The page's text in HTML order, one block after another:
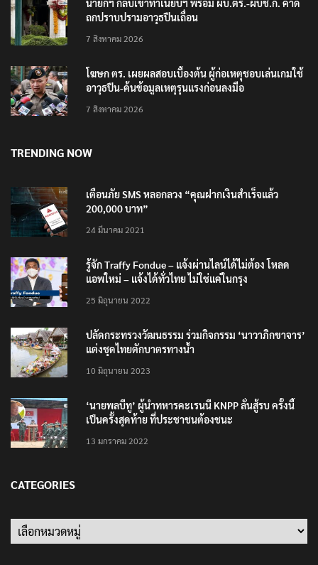
นายกฯ กลับเข้าทำเนียบฯ พร้อม ผบ.ตร.-ผบช.ก. คาด
ถกปราบปรามอาวุธปืนเถื่อน
7 สิงหาคม 2026
โฆษก ตร. เผยผลสอบเบื้องต้น ผู้ก่อเหตุชอบเล่นเกมใช้
อาวุธปืน-ค้นข้อมูลเหตุรุนแรงก่อนลงมือ
7 สิงหาคม 2026
TRENDING NOW
เตือนภัย SMS หลอกลวง “คุณฝากเงินสำเร็จแล้ว
200,000 บาท”
24 มีนาคม 2021
รู้จัก Traffy Fondue – แจ้งผ่านไลน์ได้ไม่ต้อง โหลด
แอพใหม่ – แจ้งได้ทั่วไทย ไม่ใช่แค่ในกรุง
25 มิถุนายน 2022
ปลัดกระทรวงวัฒนธรรม ร่วมกิจกรรม ‘นาวาภิกขาจาร’
แต่งชุดไทยตักบาตรทางน้ำ
10 มิถุนายน 2023
‘นายพลบีทู’ ผู้นำทหารคะเรนนี KNPP ลั่นสู้รบ ครั้งนี้
เป็นครั้งสุดท้าย ที่ประชาชนต้องชนะ
13 มกราคม 2022
CATEGORIES
Categories